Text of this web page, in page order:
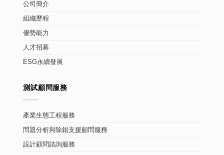
公司簡介
組織歷程
優勢能力
人才招募
ESG永續發展
測試顧問服務
產業生態工程服務
問題分析與除錯支援顧問服務
設計顧問諮詢服務